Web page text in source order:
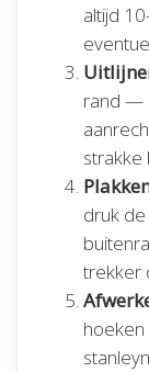
altijd
rand —
strakke
druk
trekker